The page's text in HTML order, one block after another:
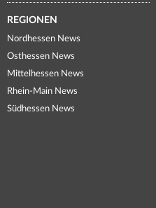
REGIONEN
Nordhessen News
Osthessen News
Mittelhessen News
Rhein-Main News
Südhessen News